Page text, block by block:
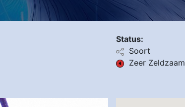
Status:
Soort
Zeer Zeldzaam